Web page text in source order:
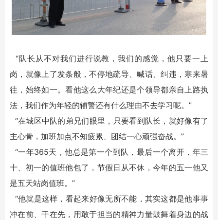
“队长从不对我们进行说教，我们的感觉，他只要一上
岗，就像上了发条般，不停地疏导、喊话、纠违，寒来暑
往，始终如一。看他这么大年纪还是个领导都亲自上路执
法，我们作为年轻的辅警还有什么理由不去学习呢。”
“在城区中队的弟兄们眼里，只要看到队长，就好像有了
主心骨，加班加点不知疲累、团结一心顽强奋战。”
“一年365天，他总是第一个到队，最后一个离开，年三
十、初一的值班他包了，节假日从不休，今年的五一他又
是五天站岗值班。”
“他就是这样，看起来好像无所不能，其实这都是他事事
冲在前、干在先，用敢于担当的精神力量鼓舞着身边的战